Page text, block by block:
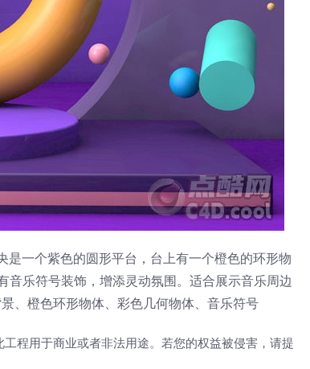
一个紫色的圆形平台，台上有一个橙色的环形物
乐符号装饰，增添灵动氛围。适合展示音乐周边
、橙色环形物体、彩色几何物体、音乐符号
程用于商业或者非法用途。若您的权益被侵害，请提